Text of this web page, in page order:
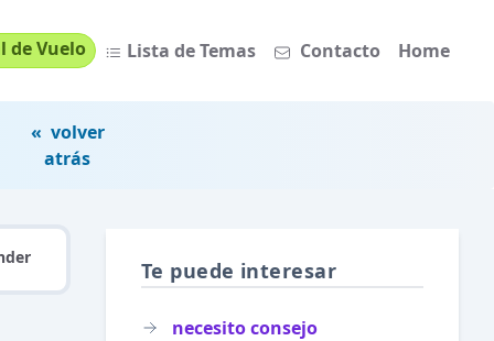
de Vuelo Lista de Temas Contacto Home
« volver
atrás
Te puede interesar
necesito consejo